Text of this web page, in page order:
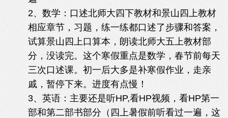
2、数学：口述北师大四下教材和景山四上教材
相应章节，习题，练一练都口述了步骤和答案，
试算景山四上口算本，朗读北师大五上教材部
分，没读完。这个寒假重点是数学，春节前每天
三次口述课。初一后大多是补寒假作业，走亲
戚，暂停下来。进度有点慢！
3、英语：主要还是听HP,看HP视频，看HP第一
部和第二部书部分（四上暑假前听看过一遍，这